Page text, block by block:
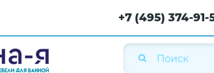
+7 (495) 374-91-